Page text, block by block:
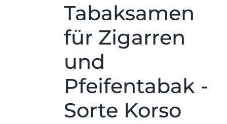
Tabaksamen
für Zigarren
und
Pfeifentabak -
Sorte Korso